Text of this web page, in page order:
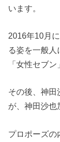
います。
2016年10月
る姿を一般
「女性セブ
その後、神田
が、神田沙也
プロポーズの